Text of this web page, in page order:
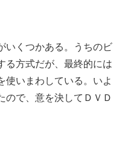
いくつかある。うちのビ
る方式だが、最終的には
使いまわしている。いよ
ので、意を決してＤＶＤ